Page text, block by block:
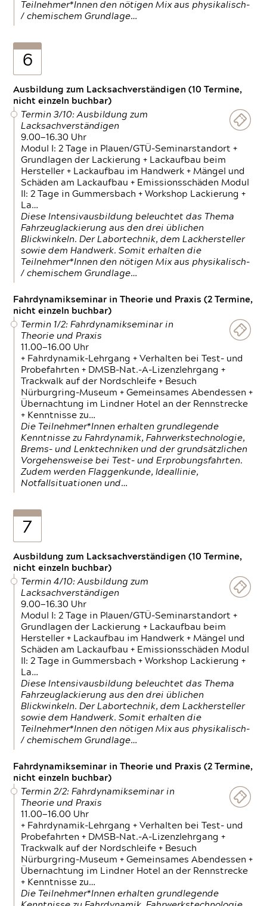
Teilnehmer*Innen den nötigen Mix aus physikalisch-
/ chemischem Grundlage…
6
Ausbildung zum Lacksachverständigen (10 Termine,
nicht einzeln buchbar)
Termin 3/10: Ausbildung zum
Lacksachverständigen
9.00—16.30 Uhr
Modul I: 2 Tage in Plauen/GTÜ-Seminarstandort +
Grundlagen der Lackierung + Lackaufbau beim
Hersteller + Lackaufbau im Handwerk + Mängel und
Schäden am Lackaufbau + Emissionsschäden Modul
II: 2 Tage in Gummersbach + Workshop Lackierung +
La…
Diese Intensivausbildung beleuchtet das Thema
Fahrzeuglackierung aus den drei üblichen
Blickwinkeln. Der Labortechnik, dem Lackhersteller
sowie dem Handwerk. Somit erhalten die
Teilnehmer*Innen den nötigen Mix aus physikalisch-
/ chemischem Grundlage…
Fahrdynamikseminar in Theorie und Praxis (2 Termine,
nicht einzeln buchbar)
Termin 1/2: Fahrdynamikseminar in
Theorie und Praxis
11.00—16.00 Uhr
+ Fahrdynamik-Lehrgang + Verhalten bei Test- und
Probefahrten + DMSB-Nat.-A-Lizenzlehrgang +
Trackwalk auf der Nordschleife + Besuch
Nürburgring-Museum + Gemeinsames Abendessen +
Übernachtung im Lindner Hotel an der Rennstrecke
+ Kenntnisse zu…
Die Teilnehmer*Innen erhalten grundlegende
Kenntnisse zu Fahrdynamik, Fahrwerkstechnologie,
Brems- und Lenktechniken und der grundsätzlichen
Vorgehensweise bei Test- und Erprobungsfahrten.
Zudem werden Flaggenkunde, Ideallinie,
Notfallsituationen und…
7
Ausbildung zum Lacksachverständigen (10 Termine,
nicht einzeln buchbar)
Termin 4/10: Ausbildung zum
Lacksachverständigen
9.00—16.30 Uhr
Modul I: 2 Tage in Plauen/GTÜ-Seminarstandort +
Grundlagen der Lackierung + Lackaufbau beim
Hersteller + Lackaufbau im Handwerk + Mängel und
Schäden am Lackaufbau + Emissionsschäden Modul
II: 2 Tage in Gummersbach + Workshop Lackierung +
La…
Diese Intensivausbildung beleuchtet das Thema
Fahrzeuglackierung aus den drei üblichen
Blickwinkeln. Der Labortechnik, dem Lackhersteller
sowie dem Handwerk. Somit erhalten die
Teilnehmer*Innen den nötigen Mix aus physikalisch-
/ chemischem Grundlage…
Fahrdynamikseminar in Theorie und Praxis (2 Termine,
nicht einzeln buchbar)
Termin 2/2: Fahrdynamikseminar in
Theorie und Praxis
11.00—16.00 Uhr
+ Fahrdynamik-Lehrgang + Verhalten bei Test- und
Probefahrten + DMSB-Nat.-A-Lizenzlehrgang +
Trackwalk auf der Nordschleife + Besuch
Nürburgring-Museum + Gemeinsames Abendessen +
Übernachtung im Lindner Hotel an der Rennstrecke
+ Kenntnisse zu…
Die Teilnehmer*Innen erhalten grundlegende